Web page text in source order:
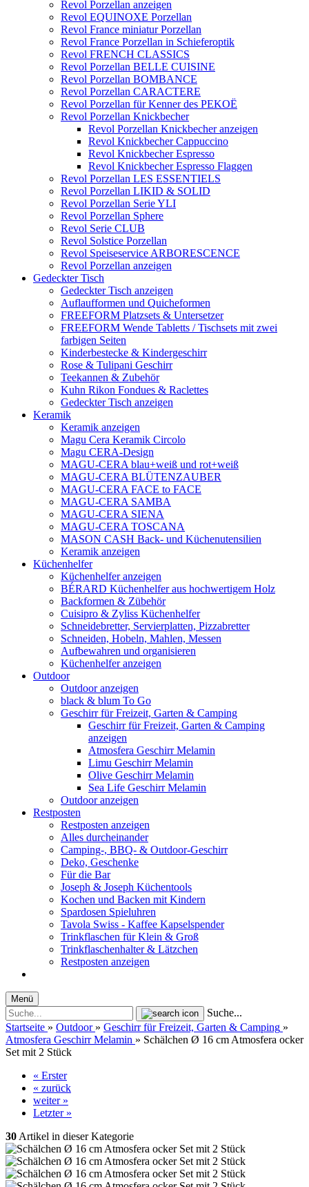
Revol Porzellan anzeigen
Revol EQUINOXE Porzellan
Revol France miniatur Porzellan
Revol France Porzellan in Schieferoptik
Revol FRENCH CLASSICS
Revol Porzellan BELLE CUISINE
Revol Porzellan BOMBANCE
Revol Porzellan CARACTERE
Revol Porzellan für Kenner des PEKOË
Revol Porzellan Knickbecher
Revol Porzellan Knickbecher anzeigen
Revol Knickbecher Cappuccino
Revol Knickbecher Espresso
Revol Knickbecher Espresso Flaggen
Revol Porzellan LES ESSENTIELS
Revol Porzellan LIKID & SOLID
Revol Porzellan Serie YLI
Revol Porzellan Sphere
Revol Serie CLUB
Revol Solstice Porzellan
Revol Speiseservice ARBORESCENCE
Revol Porzellan anzeigen
Gedeckter Tisch
Gedeckter Tisch anzeigen
Auflaufformen und Quicheformen
FREEFORM Platzsets & Untersetzer
FREEFORM Wende Tabletts / Tischsets mit zwei
farbigen Seiten
Kinderbestecke & Kindergeschirr
Rose & Tulipani Geschirr
Teekannen & Zubehör
Kuhn Rikon Fondues & Raclettes
Gedeckter Tisch anzeigen
Keramik
Keramik anzeigen
Magu Cera Keramik Circolo
Magu CERA-Design
MAGU-CERA blau+weiß und rot+weiß
MAGU-CERA BLÜTENZAUBER
MAGU-CERA FACE to FACE
MAGU-CERA SAMBA
MAGU-CERA SIENA
MAGU-CERA TOSCANA
MASON CASH Back- und Küchenutensilien
Keramik anzeigen
Küchenhelfer
Küchenhelfer anzeigen
BÉRARD Küchenhelfer aus hochwertigem Holz
Backformen & Zübehör
Cuisipro & Zyliss Küchenhelfer
Schneidebretter, Servierplatten, Pizzabretter
Schneiden, Hobeln, Mahlen, Messen
Aufbewahren und organisieren
Küchenhelfer anzeigen
Outdoor
Outdoor anzeigen
black & blum To Go
Geschirr für Freizeit, Garten & Camping
Geschirr für Freizeit, Garten & Camping
anzeigen
Atmosfera Geschirr Melamin
Limu Geschirr Melamin
Olive Geschirr Melamin
Sea Life Geschirr Melamin
Outdoor anzeigen
Restposten
Restposten anzeigen
Alles durcheinander
Camping-, BBQ- & Outdoor-Geschirr
Deko, Geschenke
Für die Bar
Joseph & Joseph Küchentools
Kochen und Backen mit Kindern
Spardosen Spieluhren
Tavola Swiss - Kaffee Kapselspender
Trinkflaschen für Klein & Groß
Trinkflaschenhalter & Lätzchen
Restposten anzeigen
Menü
Suche...
Startseite » Outdoor » Geschirr für Freizeit, Garten & Camping »
Atmosfera Geschirr Melamin » Schälchen Ø 16 cm Atmosfera ocker
Set mit 2 Stück
« Erster
« zurück
weiter »
Letzter »
30 Artikel in dieser Kategorie